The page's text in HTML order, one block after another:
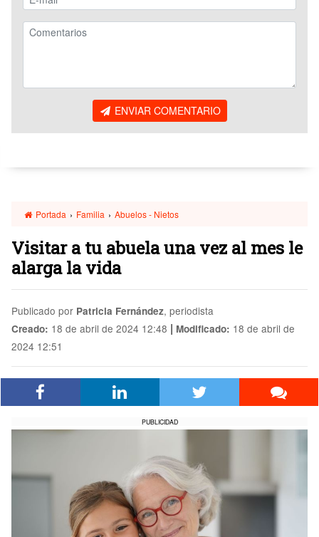
ENVIAR COMENTARIO
Portada › Familia › Abuelos - Nietos
Visitar a tu abuela una vez al mes le
alarga la vida
Publicado por Patricia Fernández, periodista
Creado: 18 de abril de 2024 12:48 | Modificado: 18 de abril de
2024 12:51
PUBLICIDAD